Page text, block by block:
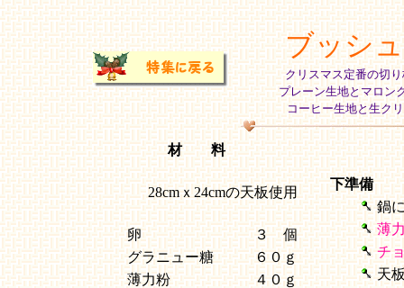
ブッシ
クリスマス定番の切
プレーン生地とマロン
コーヒー生地と生ク
材 料
28cmｘ24cmの天板使用
卵
３ 個
グラニュー糖
６０ｇ
薄力粉
４０ｇ
下準備
鍋
薄
チ
天